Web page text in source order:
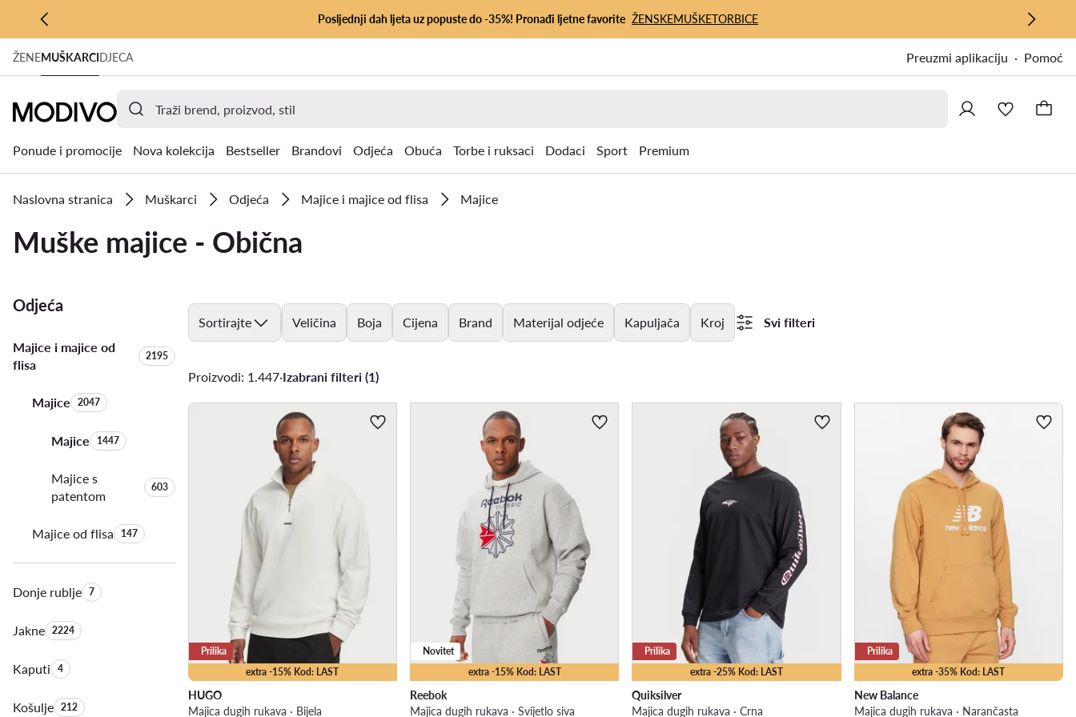
PRIJEĐI NA GLAVNI SADRŽAJ
PRIJEĐI NA PRETRAŽIVANJE
Posljednji dah ljeta uz popuste do -35%! Pronađi ljetne favorite ŽENSKEMUŠKETORBICE
ŽENEMUŠKARCIDJECA Preuzmi aplikaciju Pomoć
Ponude i promocije Nova kolekcija Bestseller Brandovi Odjeća Obuća Torbe i ruksaci Dodaci Sport Premium
Naslovna stranica Muškarci Odjeća Majice i majice od flisa Majice
Muške majice - Obična
Odjeća
Majice i majice od
flisa
Količina proizvoda:
2195
MajiceKoličina proizvoda:
2047
MajiceKoličina proizvoda:
1447
Majice s
patentom
Količina proizvoda:
603
Majice od flisaKoličina proizvoda:
147
Donje rubljeKoličina proizvoda:
7
JakneKoličina proizvoda:
2224
KaputiKoličina proizvoda:
4
KošuljeKoličina proizvoda:
212
Sortirajte Veličina Boja Cijena Brand Materijal odjeće Kapuljača Kroj Svi filteri
Proizvodi: 1.447·Izabrani filteri (1)
extra -15% Kod: LAST
Prilika
HUGO
Majica dugih rukava · Bijela
extra -15% Kod: LAST
Novitet
Reebok
Majica dugih rukava · Svijetlo siva
extra -25% Kod: LAST
Prilika
Quiksilver
Majica dugih rukava · Crna
extra -35% Kod: LAST
Prilika
New Balance
Majica dugih rukava · Narančasta